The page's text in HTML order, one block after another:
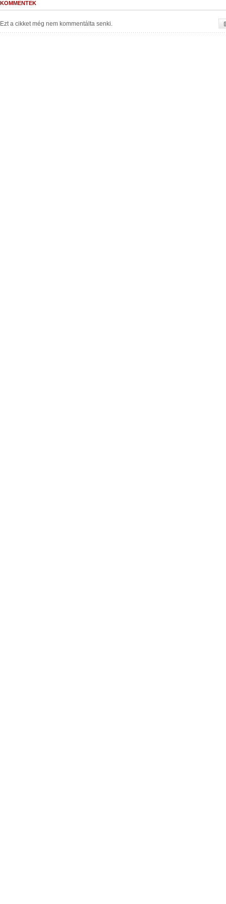
KOMMENTEK
Ezt a cikket még nem kommentálta senki.